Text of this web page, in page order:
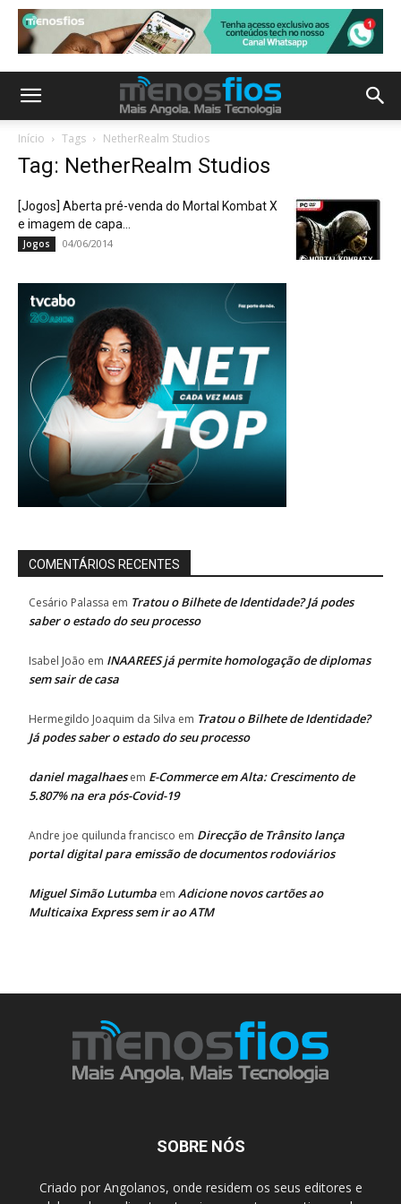
Início Tags NetherRealm Studios
Tag: NetherRealm Studios
[Jogos] Aberta pré-venda do Mortal Kombat X
e imagem de capa...
Jogos 04/06/2014
COMENTÁRIOS RECENTES
Cesário Palassa em Tratou o Bilhete de Identidade? Já podes
saber o estado do seu processo
Isabel João em INAAREES já permite homologação de diplomas
sem sair de casa
Hermegildo Joaquim da Silva em Tratou o Bilhete de Identidade?
Já podes saber o estado do seu processo
daniel magalhaesem E-Commerce em Alta: Crescimento de
5.807% na era pós-Covid-19
Andre joe quilunda francisco em Direcção de Trânsito lança
portal digital para emissão de documentos rodoviários
Miguel Simão Lutumba em Adicione novos cartões ao
Multicaixa Express sem ir ao ATM
SOBRE NÓS
Criado por Angolanos, onde residem os seus editores e